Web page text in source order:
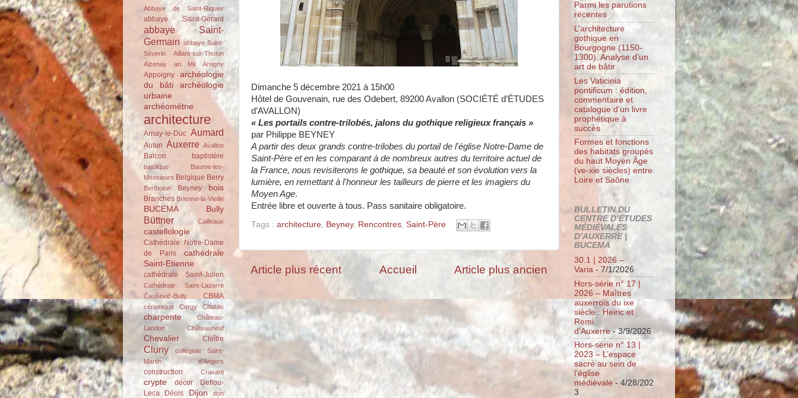
Dimanche 5 décembre 2021 à 15h00
Hôtel de Gouvenain, rue des Odebert, 89200 Avallon (SOCIÉTÉ d’ÉTUDES
d’AVALLON)
« Les portails contre-trilobés, jalons du gothique religieux français »
par Philippe BEYNEY
A partir des deux grands contre-trilobes du portail de l'église Notre-Dame de
Saint-Père et en les comparant à de nombreux autres du territoire actuel de
la France, nous revisiterons le gothique, sa beauté et son évolution vers la
lumière, en remettant à l'honneur les tailleurs de pierre et les imagiers du
Moyen Age.
Entrée libre et ouverte à tous. Pass sanitaire obligatoire.
Tags : architecture, Beyney, Rencontres, Saint-Père
Article plus récent Article plus ancien
Accueil
Abbaye de Saint-Riquier
abbaye Saint-Gérard
abbaye Saint-
Germain abbaye Saint-
Séverin
Aillant-sur-Tholon
Aizenay
an Mil Antigny
Appoigny
archéologie
du bâti
archéologie
urbaine
archéométrie
architecture
Arnay-le-Duc Aumard
Autun Auxerre Avallon
Balcon baptistère
basilique
Baume-les-
Messieurs Belgique Berry
Bertholon Beyney bois
Branches Brienne-la-Vieille
BUCEMA Bully
Büttner Cailleaux
castellologie
Cathédrale Notre-Dame
de Paris
cathédrale
Saint-Etienne
cathédrale Saint-Julien
Cathédrale Saint-Lazarre
Čauševič-Bully
CBMA
céramique Cergy Chablis
charpente
Château-
Landon
Châteauneuf
Chevalier Cloître
Cluny
collégiale Saint-
Martin d'Angers
construction Cravant
crypte décor
Deflou-
Leca
Déols Dijon
don
Parmi les parutions
récentes
L’architecture
gothique en
Bourgogne (1150-
1300). Analyse d’un
art de bâtir
Les Vaticinia
pontificum : édition,
commentaire et
catalogue d’un livre
prophétique à
succès
Formes et fonctions
des habitats groupés
du haut Moyen Âge
(ve-xie siècles) entre
Loire et Saône
BULLETIN DU
CENTRE D’ÉTUDES
MÉDIÉVALES
D’AUXERRE |
BUCEMA
30.1 | 2026 –
Varia - 7/1/2026
Hors-série n° 17 |
2026 – Maîtres
auxerrois du ixe
siècle : Heiric et
Remi
d’Auxerre- 3/9/2026
Hors-série n° 13 |
2023 – L’espace
sacré au sein de
l’église
médiévale - 4/28/202
3